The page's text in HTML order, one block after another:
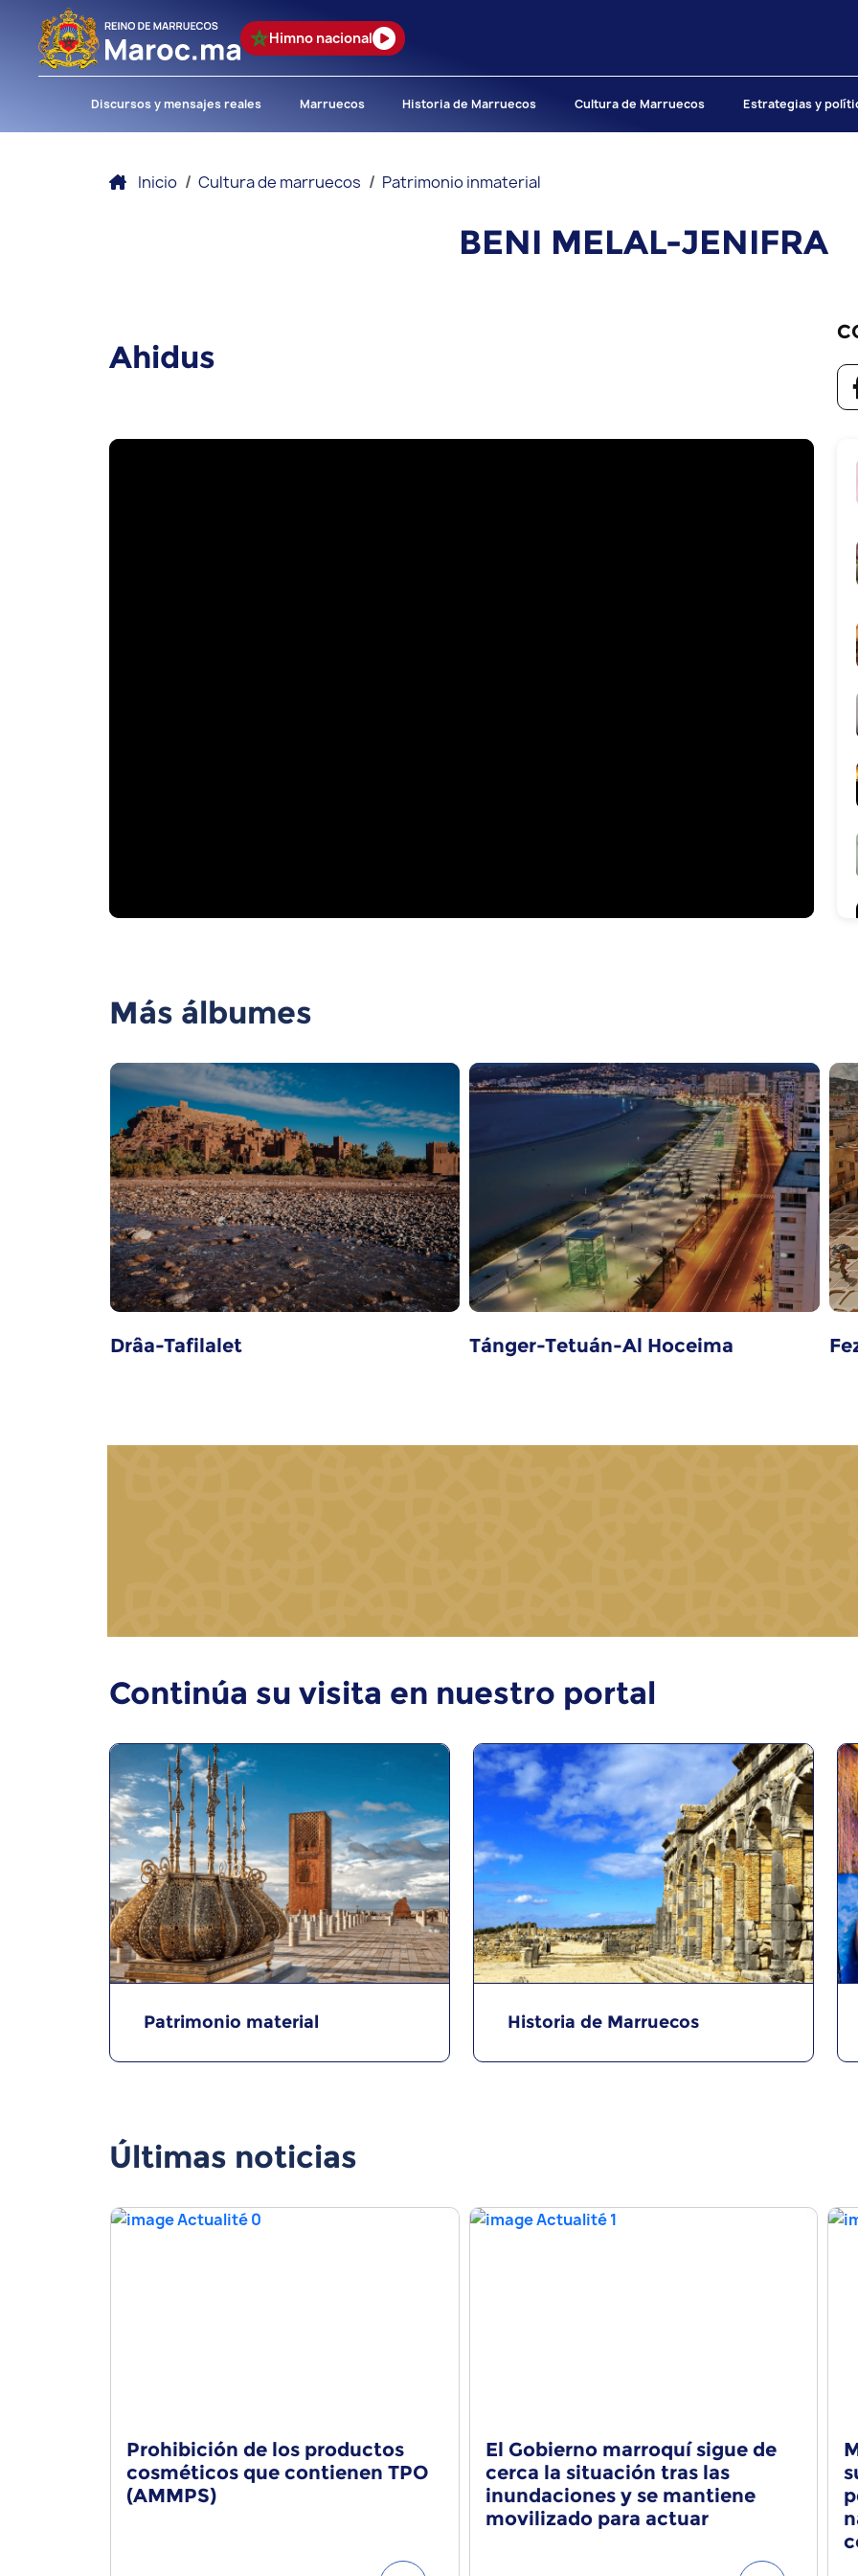
Himno nacional
Discursos y mensajes reales Marruecos Historia de Marruecos Cultura de Marruecos Estrategias y
Inicio Cultura de marruecos Patrimonio inmaterial
BENI MELAL-JENIFRA
Ahidus
Más álbumes
Drâa-Tafilalet Tánger-Tetuán-Al Hoceima
Continúa su visita en nuestro portal
Patrimonio material Historia de Marruecos
Últimas noticias
Prohibición de los productos
cosméticos que contienen TPO
(AMMPS)
El Gobierno marroquí sigue de
cerca la situación tras las
inundaciones y se mantiene
movilizado para actuar